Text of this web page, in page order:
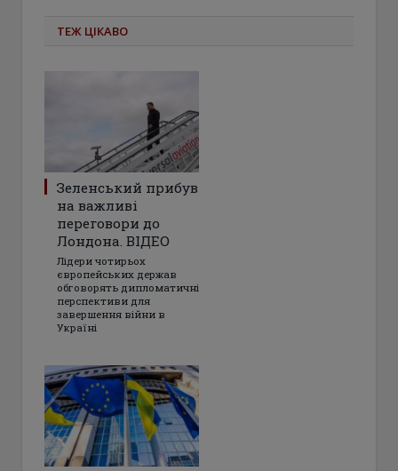
ТЕЖ ЦІКАВО
Зеленський прибув
на важливі
переговори до
Лондона. ВІДЕО
Лідери чотирьох
європейських держав
обговорять дипломатичні
перспективи для
завершення війни в
Україні